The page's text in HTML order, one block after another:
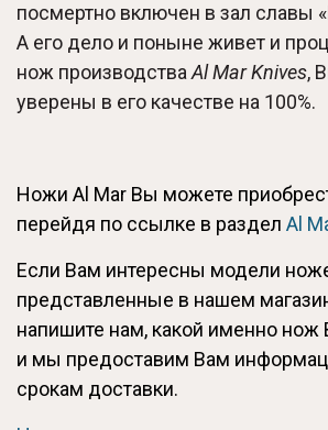
посмертно включен в зал славы
А его дело и поныне живет и
нож производства Al Mar Knives,
уверены в его качестве на 100%.
Ножи Al Mar Вы можете
перейдя по ссылке в раздел Al
Если Вам интересны модели
представленные в нашем
напишите нам, какой именно нож
и мы предоставим Вам
срокам доставки.